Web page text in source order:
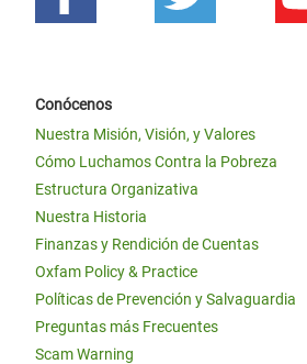
Conócenos
Nuestra Misión, Visión, y Valores
Cómo Luchamos Contra la Pobreza
Estructura Organizativa
Nuestra Historia
Finanzas y Rendición de Cuentas
Oxfam Policy & Practice
Políticas de Prevención y Salvaguardia
Preguntas más Frecuentes
Scam Warning